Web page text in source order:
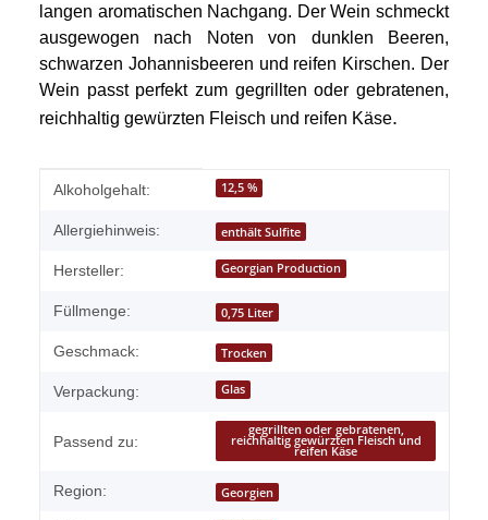
langen aromatischen Nachgang. Der Wein schmeckt
ausgewogen nach Noten von dunklen Beeren,
schwarzen Johannisbeeren und reifen Kirschen. Der
Wein passt perfekt zum gegrillten oder gebratenen,
reichhaltig gewürzten Fleisch und reifen Käse.
Produkteigenschaft
Wert
Alkoholgehalt: 12,5 %
Allergiehinweis: enthält Sulfite
Hersteller: Georgian Production
Füllmenge: 0,75 Liter
Geschmack: Trocken
Verpackung: Glas
Passend zu:
gegrillten oder gebratenen,
reichhaltig gewürzten Fleisch und
reifen Käse
Region: Georgien